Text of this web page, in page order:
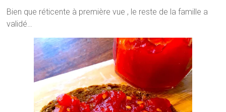
Bien que réticente à première vue , le reste de la famille a
validé…